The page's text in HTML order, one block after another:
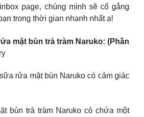
page, chúng mình sẽ cố gắng
trong thời gian nhanh nhất ạ!
mặt bùn trà tràm Naruko: (Phần
rửa mặt bùn Naruko có cảm giác
bùn trà tràm Naruko có chứa một